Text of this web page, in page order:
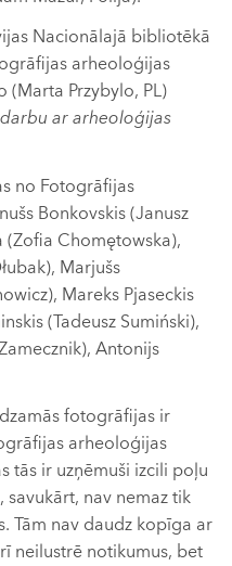
Nacionālajā bibliotēkā
arheoloģijas
(Marta Przybylo, PL)
ar arheoloģijas
no Fotogrāfijas
Bonkovskis (Janusz
(Zofia Chomętowska),
Marjušs
Mareks Pjaseckis
(Tadeusz Sumiński),
Antonijs
fotogrāfijas ir
arheoloģijas
tās ir uzņēmuši izcili poļu
nav nemaz tik
Tām nav daudz kopīga ar
neilustrē notikumus, bet